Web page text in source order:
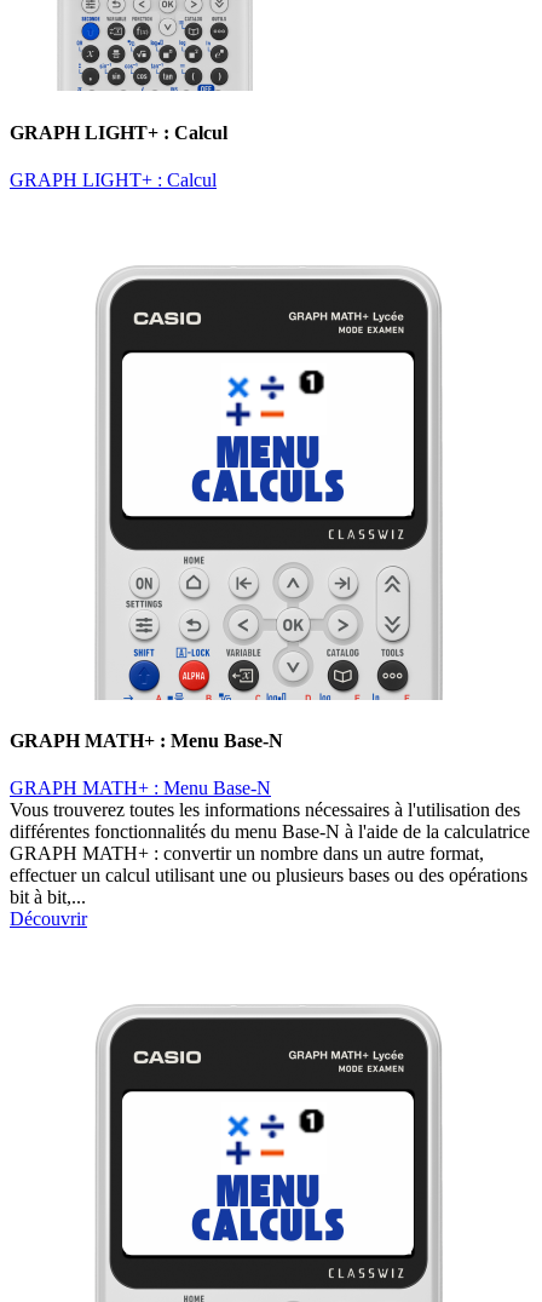
GRAPH LIGHT+ : Calcul
GRAPH LIGHT+ : Calcul
GRAPH MATH+ : Menu Base-N
GRAPH MATH+ : Menu Base-N
Vous trouverez toutes les informations nécessaires à l'utilisation des
différentes fonctionnalités du menu Base-N à l'aide de la calculatrice
GRAPH MATH+ : convertir un nombre dans un autre format,
effectuer un calcul utilisant une ou plusieurs bases ou des opérations
bit à bit,...
Découvrir